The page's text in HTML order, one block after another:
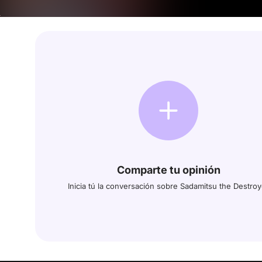
Comparte tu opinión
Inicia tú la conversación sobre Sadamitsu the